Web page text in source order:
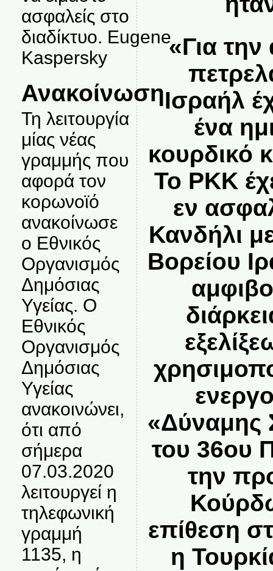
ασφαλείς στο
διαδίκτυο. Eugene
Kaspersky
Ανακοίνωση
Τη λειτουργία
μίας νέας
γραμμής που
αφορά τον
κορωνοϊό
ανακοίνωσε
ο Εθνικός
Οργανισμός
Δημόσιας
Υγείας. Ο
Εθνικός
Οργανισμός
Δημόσιας
Υγείας
ανακοινώνει,
ότι από
σήμερα
07.03.2020
λειτουργεί η
τηλεφωνική
γραμμή
1135, η
«Για
Ισραήλ
ένα
κουρδικό
Το ΡΚΚ
εν
Κανδήλι
Βορείου
«Δύναμης
του 36ου
την
επίθεση
η